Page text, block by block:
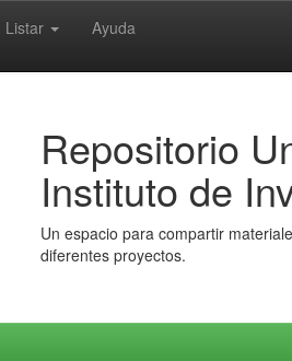
Listar Ayuda
Repositorio
Instituto de
Un espacio para compartir
diferentes proyectos.